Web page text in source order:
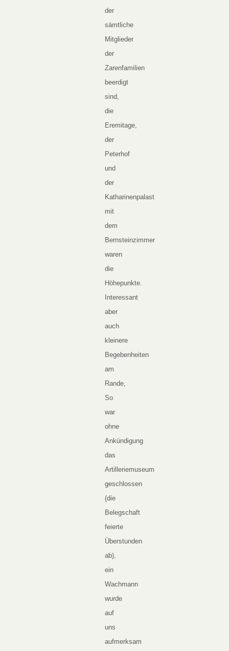
der
sämtliche
Mitglieder
der
Zarenfamilien
beerdigt
sind,
die
Eremitage,
der
Peterhof
und
der
Katharinenpalast
mit
dem
Bernsteinzimmer
waren
die
Höhepunkte.
Interessant
aber
auch
kleinere
Begebenheiten
am
Rande,
So
war
ohne
Ankündigung
das
Artilleriemuseum
geschlossen
(die
Belegschaft
feierte
Überstunden
ab),
ein
Wachmann
wurde
auf
uns
aufmerksam